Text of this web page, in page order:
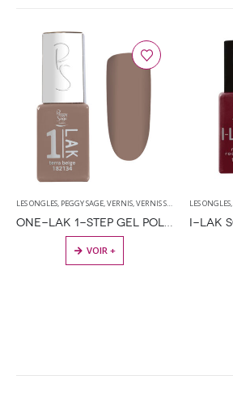
LES ONGLES, PEGGY SAGE,VERNIS,VERNIS SEMI PERMANENT
ONE-LAK 1-STEP GEL POLISH TERRA BEIGE – 5ML
VOIR +
LES ONGLES,